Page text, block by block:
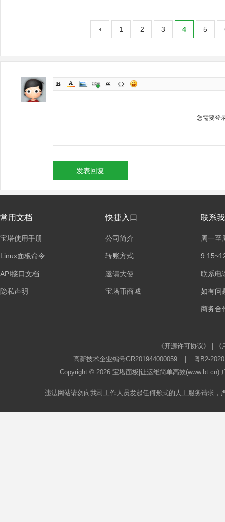
1 2 3 4 5
您需要登
发表回复
常用文档
宝塔使用手册
Linux面板命令
API接口文档
隐私声明
快捷入口
公司简介
转账方式
邀请大使
宝塔币商城
联系
周一至
联系电
如有问
商务合
《开源许可协议》
高新技术企业编号GR201944000059
粤B2-
Copyright © 2026 宝塔面板 |让运维简单高效
违法网站请勿向我司工作人员发起任何形式的人工服务请求，